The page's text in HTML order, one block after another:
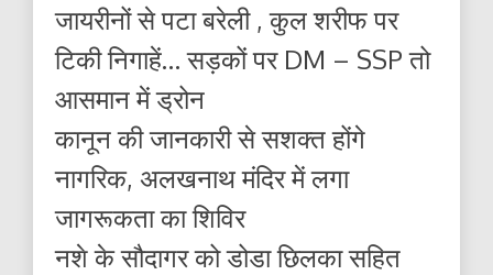
जायरीनों से पटा बरेली , कुल शरीफ पर
टिकी निगाहें… सड़कों पर DM – SSP तो
आसमान में ड्रोन
कानून की जानकारी से सशक्त होंगे
नागरिक, अलखनाथ मंदिर में लगा
जागरूकता का शिविर
नशे के सौदागर को डोडा छिलका सहित